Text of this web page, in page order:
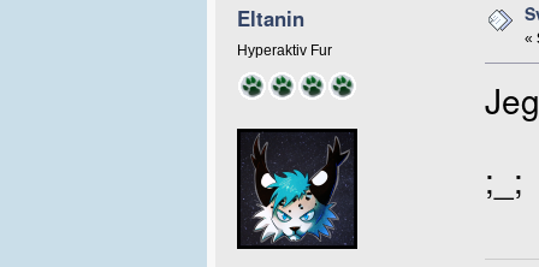
Eltanin
Hyperaktiv Fur
«
;_;